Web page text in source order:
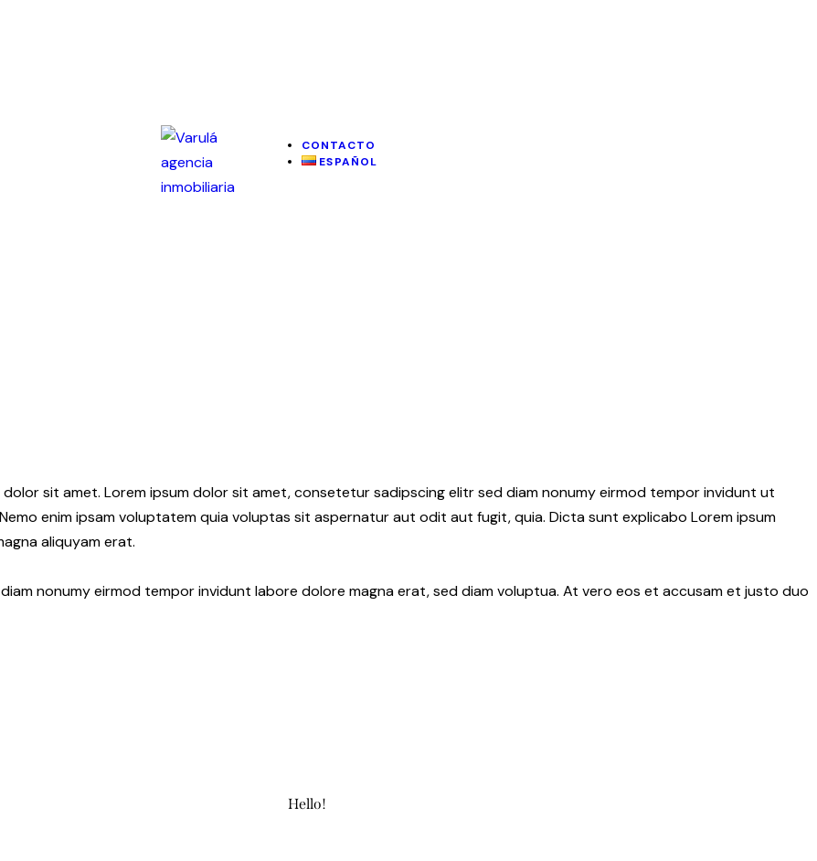
CONTACTO
ESPAÑOL
sit amet. Lorem ipsum dolor sit amet, consetetur sadipscing elitr sed diam nonumy eirmod tempor invidunt ut
enim ipsam voluptatem quia voluptas sit aspernatur aut odit aut fugit, quia. Dicta sunt explicabo Lorem ipsum
aliquyam erat.
nonumy eirmod tempor invidunt labore dolore magna erat, sed diam voluptua. At vero eos et accusam et justo duo
Hello!